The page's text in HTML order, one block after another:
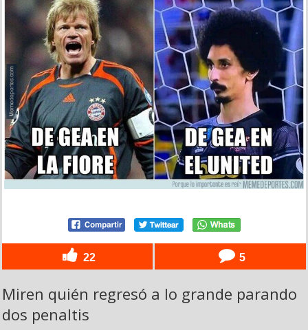
22 5
Miren quién regresó a lo grande parando
dos penaltis